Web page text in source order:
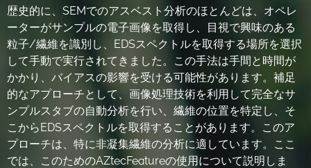
お問い合わせ
歴史的に、SEMでのアスベスト分析のほとんどは、オペレ
ーターがサンプルの電子画像を取得し、目視で興味のある
粒子/繊維を識別し、EDSスペクトルを取得する場所を選択
して手動で実行されてきました。この手法は手間と時間が
かかり、バイアスの影響を受ける可能性があります。補足
的なアプローチとして、画像処理技術を利用して完全なサ
ンプルスタブの自動分析を行い、繊維の位置を特定し、そ
こからEDSスペクトルを取得することがあります。このア
プローチは、特に非凝集繊維の分析に適しています。ここ
では、このためのAZtecFeatureの使用について説明しま